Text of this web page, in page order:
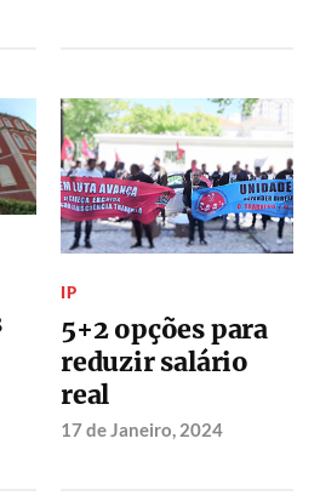
IP
5+2 opções para
reduzir salário
real
17 de Janeiro, 2024